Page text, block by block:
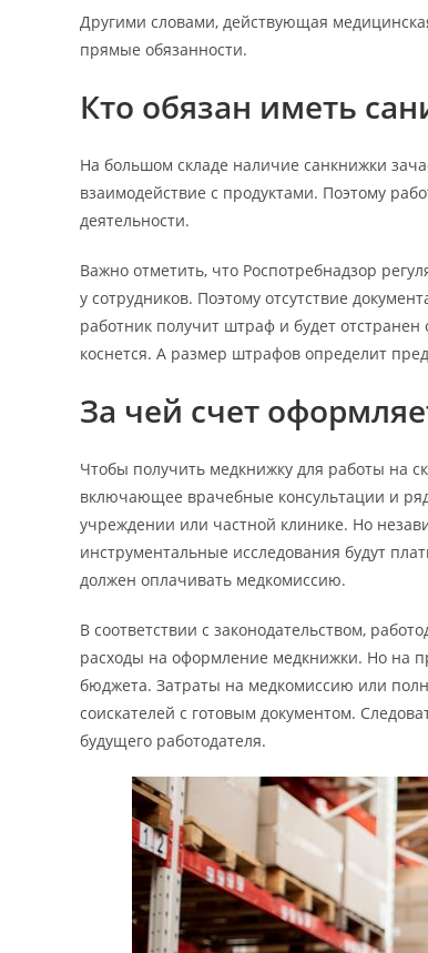
Другими словами, действующая
прямые обязанности.
Кто обязан иметь
На большом складе наличие санкнижки
взаимодействие с продуктами. Поэтому
деятельности.
Важно отметить, что Роспотребнадзор
у сотрудников. Поэтому отсутствие
работник получит штраф и будет
коснется. А размер штрафов определит
За чей счет
Чтобы получить медкнижку для работы на
включающее врачебные консультации и
учреждении или частной клинике. Но
инструментальные исследования будут
должен оплачивать медкомиссию.
В соответствии с законодательством,
расходы на оформление медкнижки. Но на
бюджета. Затраты на медкомиссию или
соискателей с готовым документом.
будущего работодателя.